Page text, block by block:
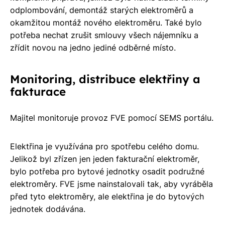
odplombování, demontáž starých elektroměrů a
okamžitou montáž nového elektroměru. Také bylo
potřeba nechat zrušit smlouvy všech nájemníku a
zřídit novou na jedno jediné odběrné místo.
Monitoring, distribuce elektřiny a
fakturace
Majitel monitoruje provoz FVE pomocí SEMS portálu.
Elektřina je využívána pro spotřebu celého domu.
Jelikož byl zřízen jen jeden fakturační elektroměr,
bylo potřeba pro bytové jednotky osadit podružné
elektroměry. FVE jsme nainstalovali tak, aby vyráběla
před tyto elektroměry, ale elektřina je do bytových
jednotek dodávána.